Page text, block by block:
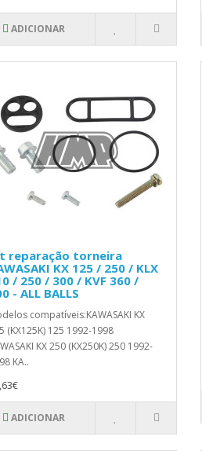
ADICIONAR
reparação torneira
KX 125 / 250 / KLX
/ 250 / 300 / KVF 360 /
- ALL BALLS
compatíveis:KAWASAKI KX
(KX125K) 125 1992-1998
KX 250 (KX250K) 250 1992-
KA..
ADICIONAR